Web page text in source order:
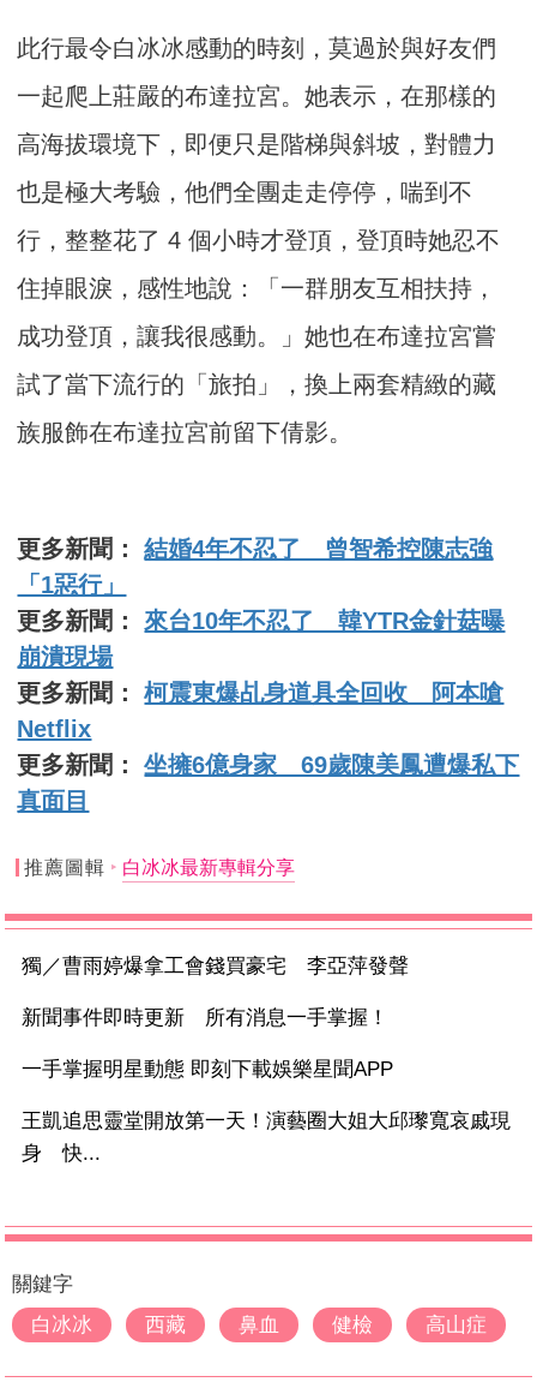
此行最令白冰冰感動的時刻，莫過於與好友們
一起爬上莊嚴的布達拉宮。她表示，在那樣的
高海拔環境下，即便只是階梯與斜坡，對體力
也是極大考驗，他們全團走走停停，喘到不
行，整整花了 4 個小時才登頂，登頂時她忍不
住掉眼淚，感性地說：「一群朋友互相扶持，
成功登頂，讓我很感動。」她也在布達拉宮嘗
試了當下流行的「旅拍」，換上兩套精緻的藏
族服飾在布達拉宮前留下倩影。
更多新聞：結婚4年不忍了 曾智希控陳志強
「1惡行」
更多新聞： 來台10年不忍了 韓YTR金針菇曝
崩潰現場
更多新聞：柯震東爆乩身道具全回收 阿本嗆
Netflix
更多新聞：坐擁6億身家 69歲陳美鳳遭爆私下
真面目
推薦圖輯 白冰冰最新專輯分享
獨／曹雨婷爆拿工會錢買豪宅 李亞萍發聲
新聞事件即時更新 所有消息一手掌握！
一手掌握明星動態 即刻下載娛樂星聞APP
王凱追思靈堂開放第一天！演藝圈大姐大邱瓈寬哀戚現
身 快...
關鍵字
白冰冰
西藏 鼻血 健檢 高山症